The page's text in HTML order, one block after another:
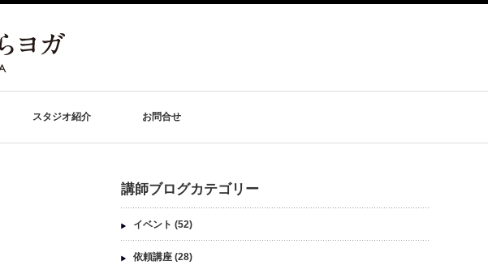
スタジオ紹介 お問合せ
講師ブログカテゴリー
イベント (52)
依頼講座 (28)